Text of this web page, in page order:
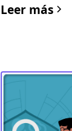
Leer más